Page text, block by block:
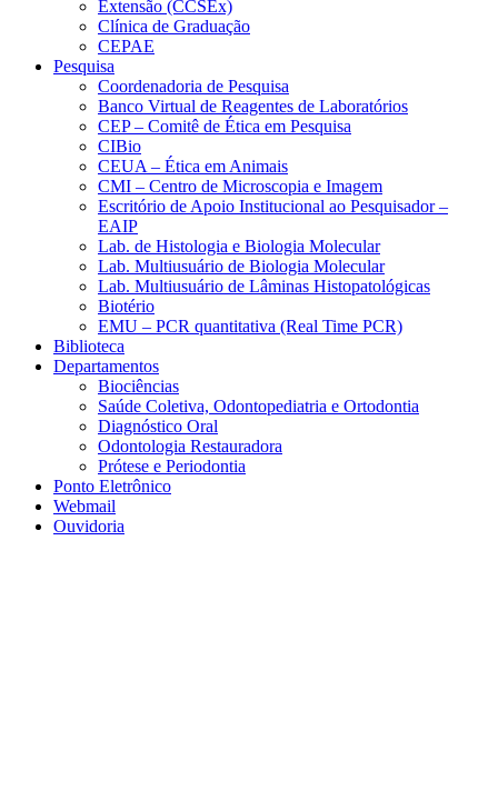
Extensão (CCSEx)
Clínica de Graduação
CEPAE
Pesquisa
Coordenadoria de Pesquisa
Banco Virtual de Reagentes de Laboratórios
CEP – Comitê de Ética em Pesquisa
CIBio
CEUA – Ética em Animais
CMI – Centro de Microscopia e Imagem
Escritório de Apoio Institucional ao Pesquisador –
EAIP
Lab. de Histologia e Biologia Molecular
Lab. Multiusuário de Biologia Molecular
Lab. Multiusuário de Lâminas Histopatológicas
Biotério
EMU – PCR quantitativa (Real Time PCR)
Biblioteca
Departamentos
Biociências
Saúde Coletiva, Odontopediatria e Ortodontia
Diagnóstico Oral
Odontologia Restauradora
Prótese e Periodontia
Ponto Eletrônico
Webmail
Ouvidoria